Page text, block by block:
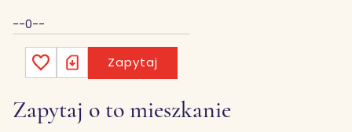
--0--
Zapytaj
Zapytaj o to mieszkanie